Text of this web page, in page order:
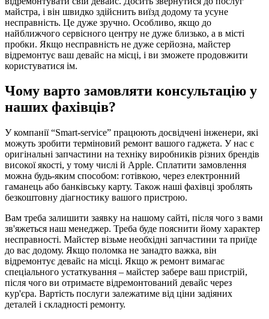
майстра, і він швидко здійснить виїзд додому та усуне
несправність. Це дуже зручно. Особливо, якщо до
найближчого сервісного центру не дуже близько, а в місті
пробки. Якщо несправність не дуже серйозна, майстер
відремонтує ваш девайс на місці, і ви зможете продовжити
користуватися ім.
Чому варто замовляти консультацію у
наших фахівців?
У компанії “Smart-service” працюють досвідчені інженери, які
можуть зробити терміновий ремонт вашого гаджета. У нас є
оригінальні запчастини на техніку виробників різних брендів
високої якості, у тому числі й Apple. Сплатити замовлення
можна будь-яким способом: готівкою, через електронний
гаманець або банківську карту. Також наші фахівці зроблять
безкоштовну діагностику вашого пристрою.
Вам треба залишити заявку на нашому сайті, після чого з вами
зв'яжеться наш менеджер. Треба буде пояснити йому характер
несправності. Майстер візьме необхідні запчастини та приїде
до вас додому. Якщо поломка не занадто важка, він
відремонтує девайс на місці. Якщо ж ремонт вимагає
спеціального устаткування – майстер забере ваш пристрій,
після чого ви отримаєте відремонтований девайс через
кур'єра. Вартість послуги залежатиме від ціни задіяних
деталей і складності ремонту.